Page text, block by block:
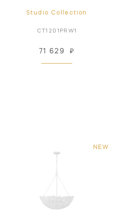
Studio Collection
CT1201PRW1
71 629 ₽
NEW